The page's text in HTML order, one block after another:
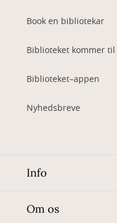
Book en bibliotekar
Biblioteket kommer
Biblioteket–appen
Nyhedsbreve
Info
Om os